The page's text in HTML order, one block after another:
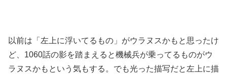
以前は「左上に浮いてるもの」がウラヌスかもと思ったけ
ど、1060話の影を踏まえると機械兵が乗ってるものがウ
ラヌスかもという気もする。でも光った描写だと左上に描